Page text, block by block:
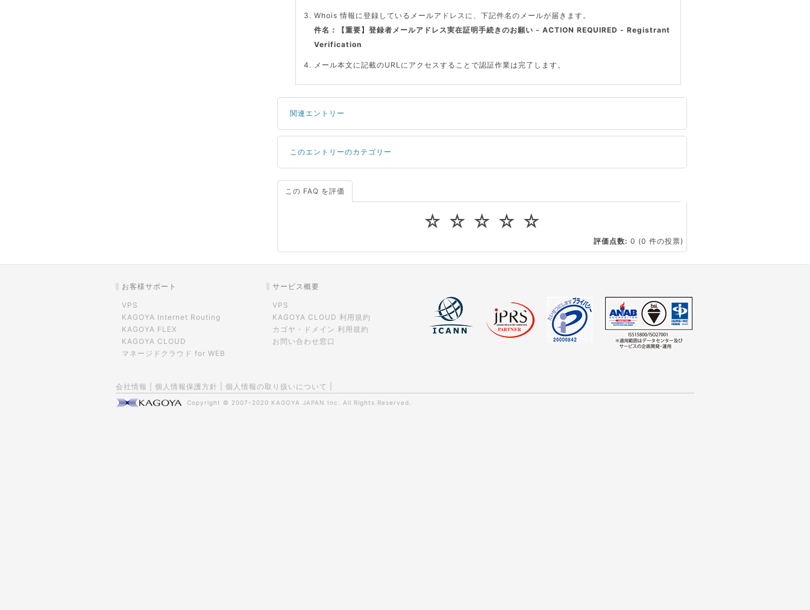
Whois 情報に登録しているメールアドレスに、下記件名のメールが届きます。
件名：【重要】登録者メールアドレス実在証明手続きのお願い - ACTION REQUIRED - Registrant
Verification
メール本文に記載のURLにアクセスすることで認証作業は完了します。
関連エントリー
サーバーが重いので調査してほしい
一つの IP アドレスに複数のウェブサイトを公開したい
CPUやメモリをアップグレードしたい
virtio とは何ですか？
このエントリーのカテゴリー
ドメインの管理・移転
ドメインの取得・管理・更新
この FAQ を評価
☆
☆
☆
☆
☆
評価点数: 0 (0 件の投票)
お客様サポート
VPS
KAGOYA Internet Routing
KAGOYA FLEX
KAGOYA CLOUD
マネージドクラウド for WEB
サービス概要
VPS
KAGOYA CLOUD 利用規約
カゴヤ・ドメイン 利用規約
お問い合わせ窓口
会社情報 個人情報保護方針 個人情報の取り扱いについて
Copyright © 2007-2020 KAGOYA JAPAN Inc. All Rights Reserved.